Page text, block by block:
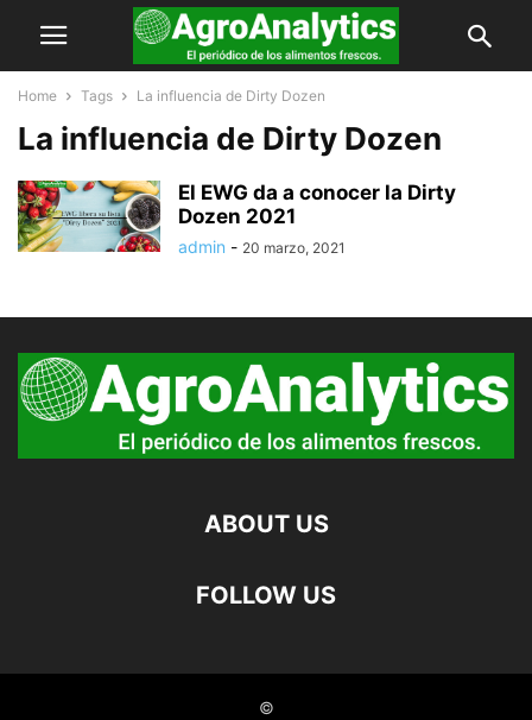
Home Tags La influencia de Dirty Dozen
La influencia de Dirty Dozen
El EWG da a conocer la Dirty
Dozen 2021
admin - 20 marzo, 2021
ABOUT US
FOLLOW US
©